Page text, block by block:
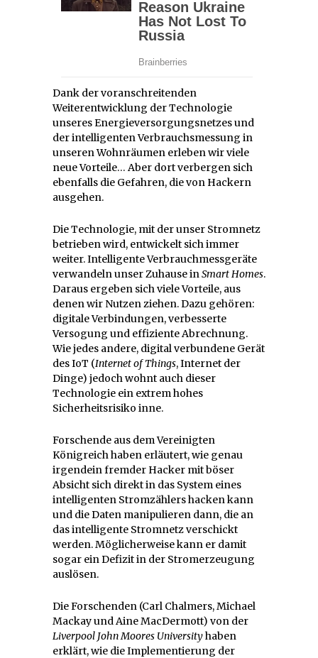
Dank der voranschreitenden
Weiterentwicklung der Technologie
unseres Energieversorgungsnetzes und
der intelligenten Verbrauchsmessung in
unseren Wohnräumen erleben wir viele
neue Vorteile… Aber dort verbergen sich
ebenfalls die Gefahren, die von Hackern
ausgehen.
Die Technologie, mit der unser Stromnetz
betrieben wird, entwickelt sich immer
weiter. Intelligente Verbrauchmessgeräte
verwandeln unser Zuhause inSmart Homes.
Daraus ergeben sich viele Vorteile, aus
denen wir Nutzen ziehen. Dazu gehören:
digitale Verbindungen, verbesserte
Versogung und effiziente Abrechnung.
Wie jedes andere, digital verbundene Gerät
des IoT (Internet of Things, Internet der
Dinge) jedoch wohnt auch dieser
Technologie ein extrem hohes
Sicherheitsrisiko inne.
Forschende aus dem Vereinigten
Königreich haben erläutert, wie genau
irgendein fremder Hacker mit böser
Absicht sich direkt in das System eines
intelligenten Stromzählers hacken kann
und die Daten manipulieren dann, die an
das intelligente Stromnetz verschickt
werden. Möglicherweise kann er damit
sogar ein Defizit in der Stromerzeugung
auslösen.
Die Forschenden (Carl Chalmers, Michael
Mackay und Aine MacDermott) von der
Liverpool John Moores Universityhaben
erklärt, wie die Implementierung der